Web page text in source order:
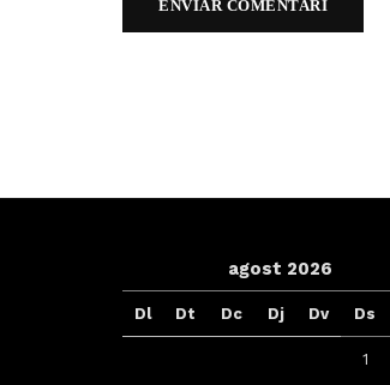
agost 2026
Dl Dt Dc Dj Dv Ds
1